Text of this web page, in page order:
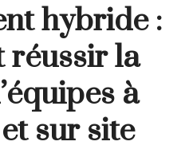
hybride :
réussir la
à
sur site